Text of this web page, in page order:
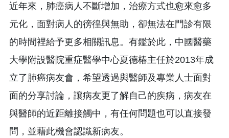
近年來，肺癌病人不斷增加，治療方式也愈來愈多
元化，面對病人的徬徨與無助，卻無法在門診有限
的時間裡給予更多相關訊息。有鑑於此，中國醫藥
大學附設醫院重症醫學中心夏德椿主任於2013年成
立了肺癌病友會，希望透過與醫師及專業人士面對
面的分享討論，讓病友更了解自己的疾病，病友在
與醫師的近距離接觸中，有任何問題也可以直接發
問，並藉此機會認識新病友。